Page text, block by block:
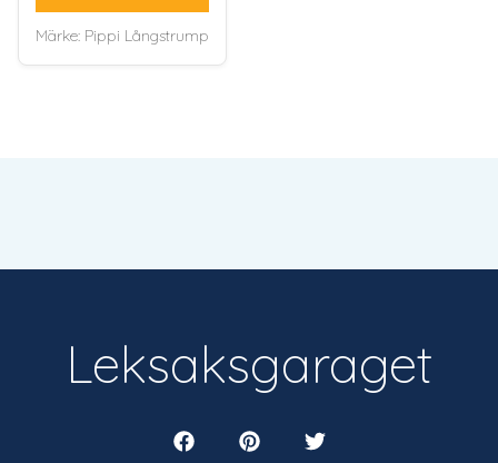
Märke: Pippi Långstrump
Leksaksgaraget